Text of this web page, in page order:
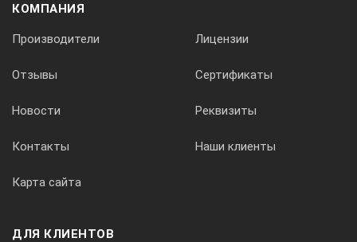
0.4
КОМПАНИЯ
Производители Лицензии
Отзывы Сертификаты
Новости Реквизиты
Контакты Наши клиенты
Карта сайта
ДЛЯ КЛИЕНТОВ